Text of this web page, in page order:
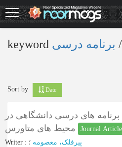
Skip
to
main
keyword
Sort by Date
های درسی دانشگاهی در
Journal Article
Writer : پیرفلک، معصومه ؛